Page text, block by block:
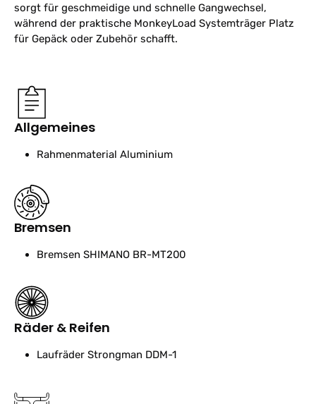
sorgt für geschmeidige und schnelle Gangwechsel,
während der praktische MonkeyLoad Systemträger Platz
für Gepäck oder Zubehör schafft.
Allgemeines
Rahmenmaterial Aluminium
Bremsen
Bremsen SHIMANO BR-MT200
Räder & Reifen
Laufräder Strongman DDM-1